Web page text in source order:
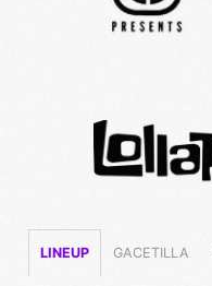
LINEUP GACETILLA